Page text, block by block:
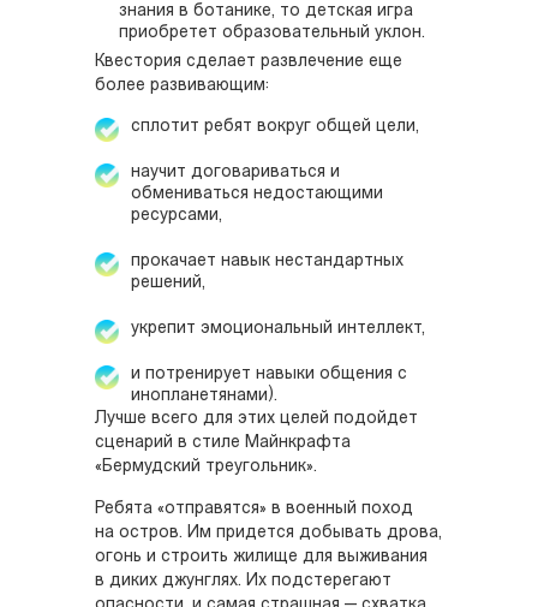
знания в ботанике, то детская игра
приобретет образовательный уклон.
Квестория сделает развлечение еще
более развивающим:
сплотит ребят вокруг общей цели,
научит договариваться и
обмениваться недостающими
ресурсами,
прокачает навык нестандартных
решений,
укрепит эмоциональный интеллект,
и потренирует навыки общения с
инопланетянами).
Лучше всего для этих целей подойдет
сценарий в стиле Майнкрафта
«Бермудский треугольник».
Ребята «отправятся» в военный поход
на остров. Им придется добывать дрова,
огонь и строить жилище для выживания
в диких джунглях. Их подстерегают